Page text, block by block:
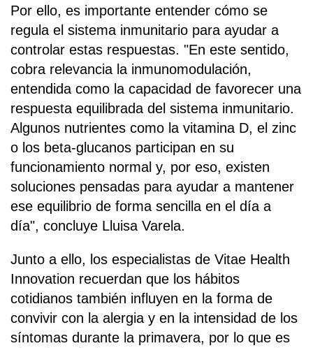
Por ello, es importante entender cómo se
regula el sistema inmunitario para ayudar a
controlar estas respuestas. "En este sentido,
cobra relevancia la inmunomodulación,
entendida como la capacidad de favorecer una
respuesta equilibrada del sistema inmunitario.
Algunos nutrientes como la vitamina D, el zinc
o los beta-glucanos participan en su
funcionamiento normal y, por eso, existen
soluciones pensadas para ayudar a mantener
ese equilibrio de forma sencilla en el día a
día", concluye Lluisa Varela.
Junto a ello, los especialistas de Vitae Health
Innovation recuerdan que los hábitos
cotidianos también influyen en la forma de
convivir con la alergia y en la intensidad de los
síntomas durante la primavera, por lo que es